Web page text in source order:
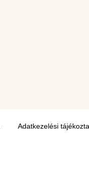
Adatkezelési